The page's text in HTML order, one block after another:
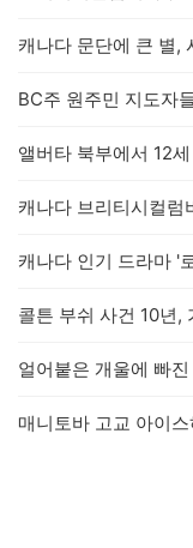
BC주 원주민 지도자
얼어붙은 개울에 빠